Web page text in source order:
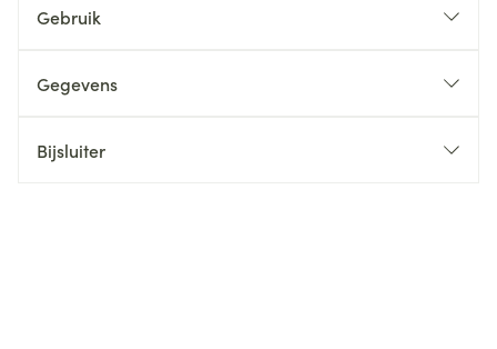
Gebruik
Gegevens
Bijsluiter